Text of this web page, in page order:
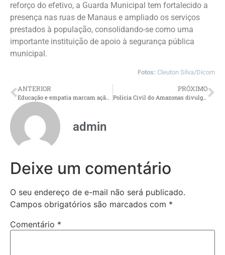
reforço do efetivo, a Guarda Municipal tem fortalecido a
presença nas ruas de Manaus e ampliado os serviços
prestados à população, consolidando-se como uma
importante instituição de apoio à segurança pública
municipal.
Fotos: Cleuton Silva/Dicom
ANTERIOR
Educação e empatia marcam ação da Prefeitura de Manaus para a segurança viária de ciclistas
PRÓXIMO
Polícia Civil do Amazonas divulga as imagens de duas pessoas que desapareceram em locais distintos de Manaus
admin
Deixe um comentário
O seu endereço de e-mail não será publicado.
Campos obrigatórios são marcados com *
Comentário *